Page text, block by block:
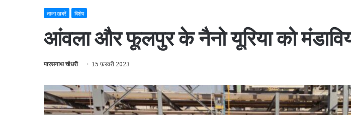
ताजा खबरें विशेष
आंवला और फूलपुर के नैनो यूरिया को
पारसनाथ चौधरी 15 फ़रवरी 2023